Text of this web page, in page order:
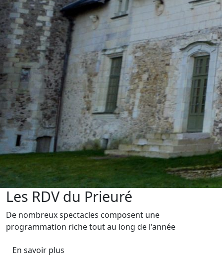
Les RDV du Prieuré
De nombreux spectacles composent une
programmation riche tout au long de l'année
En savoir plus